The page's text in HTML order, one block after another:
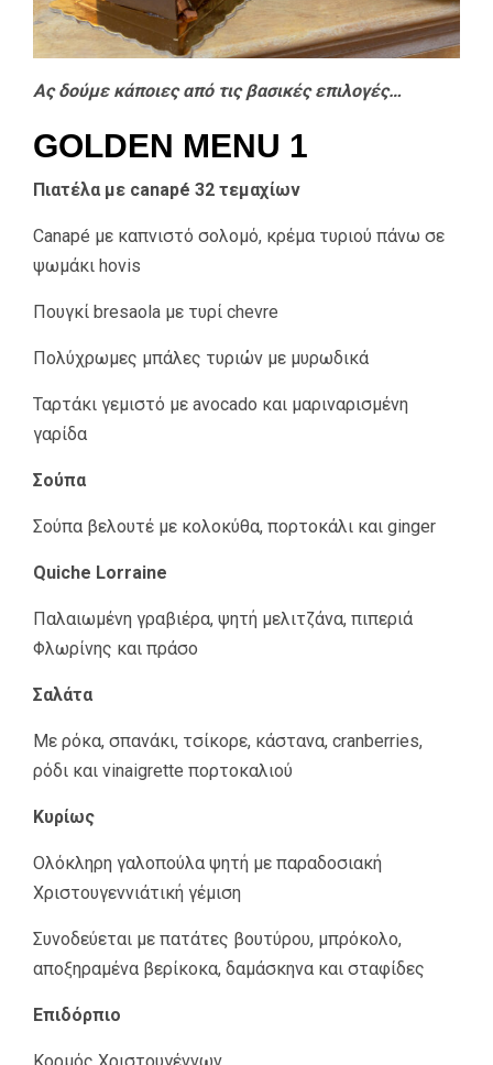
Ας δούμε κάποιες από τις βασικές επιλογές…
GOLDEN MENU 1
Πιατέλα με canapé 32 τεμαχίων
Canapé με καπνιστό σολομό, κρέμα τυριού πάνω σε
ψωμάκι hovis
Πουγκί bresaola με τυρί chevre
Πολύχρωμες μπάλες τυριών με μυρωδικά
Ταρτάκι γεμιστό με avocado και μαριναρισμένη
γαρίδα
Σούπα
Σούπα βελουτέ με κολοκύθα, πορτοκάλι και ginger
Quiche Lorraine
Παλαιωμένη γραβιέρα, ψητή μελιτζάνα, πιπεριά
Φλωρίνης και πράσο
Σαλάτα
Με ρόκα, σπανάκι, τσίκορε, κάστανα, cranberries,
ρόδι και vinaigrette πορτοκαλιού
Κυρίως
Ολόκληρη γαλοπούλα ψητή με παραδοσιακή
Χριστουγεννιάτική γέμιση
Συνοδεύεται με πατάτες βουτύρου, μπρόκολο,
αποξηραμένα βερίκοκα, δαμάσκηνα και σταφίδες
Επιδόρπιο